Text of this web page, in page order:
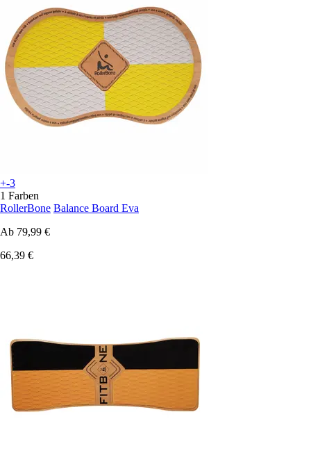
+-3
1 Farben
RollerBone Balance Board Eva
Ab 79,99 €
66,39 €